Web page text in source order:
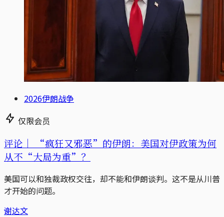
2026伊朗战争
仅限会员
评论｜
“疯狂又邪恶”的伊朗：美国对伊政策为何
从不“大局为重”？
美国可以和独裁政权交往，却不能和伊朗谈判。这不是从川普
才开始的问题。
谢达文